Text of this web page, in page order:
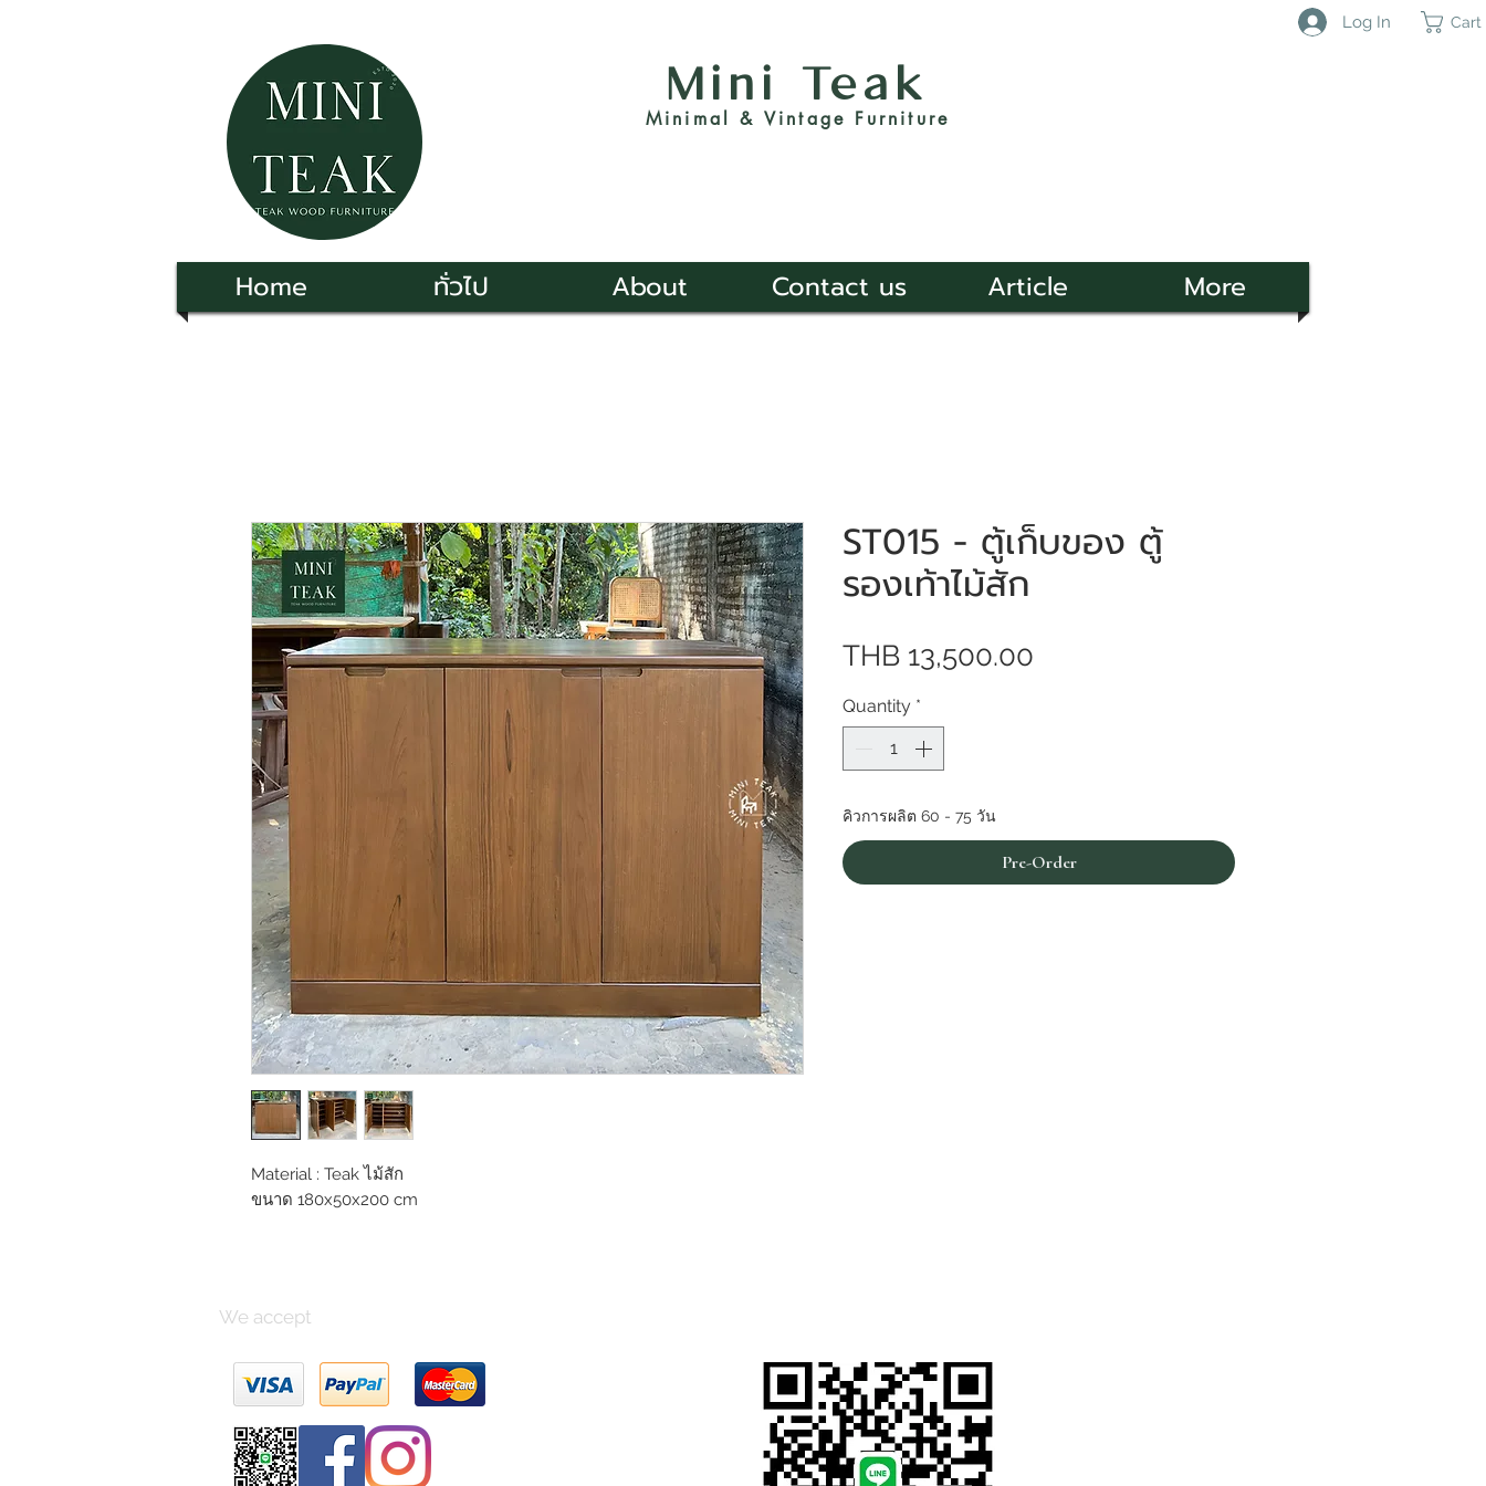
Log In Cart
Mini Teak
Minimal & Vintage Furniture
Home ทั่วไป About Contact us Article More
Material : Teak ไม้สัก
ขนาด 180x50x200 cm
ST015 - ตู้เก็บของ ตู้
รองเท้าไม้สัก
THB 13,500.00
Quantity *
คิวการผลิต 60 - 75 วัน
Pre-Order
We accept